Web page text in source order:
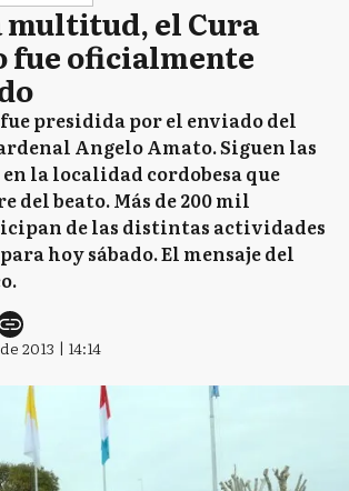
multitud, el Cura
fue oficialmente
presidida por el enviado del
Angelo Amato. Siguen las
la localidad cordobesa que
del beato. Más de 200 mil
de las distintas actividades
hoy sábado. El mensaje del
2013 | 14:14